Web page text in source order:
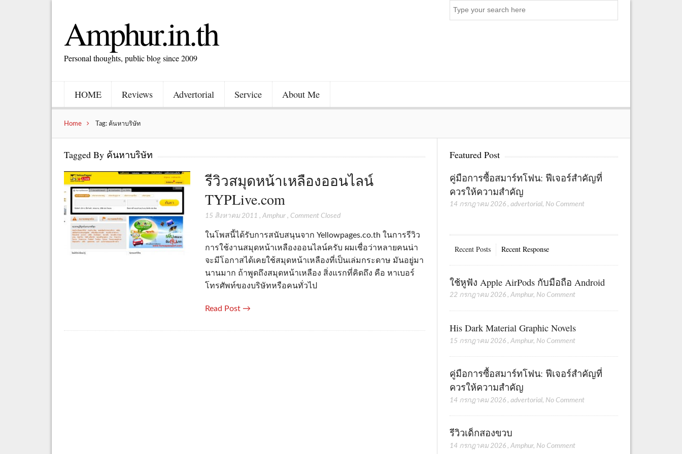
Amphur.in.th
Personal thoughts, public blog since 2009
HOME Reviews Advertorial Service About Me
Home Tag: ค้นหาบริษัท
Tagged By ค้นหาบริษัท
รีวิวสมุดหน้าเหลืองออนไลน์
TYPLive.com
15 สิงหาคม 2011 , Amphur, Comment Closed
ในโพสนี้ได้รับการสนับสนุนจาก Yellowpages.co.th ในการรีวิว
การใช้งานสมุดหน้าเหลืองออนไลน์ครับ ผมเชื่อว่าหลายคนน่า
จะมีโอกาสได้เคยใช้สมุดหน้าเหลืองที่เป็นเล่มกระดาษ มันอยู่มา
นานมาก ถ้าพูดถึงสมุดหน้าเหลือง สิ่งแรกที่คิดถึง คือ หาเบอร์
โทรศัพท์ของบริษัทหรือคนทั่วไป
Read Post →
Featured Post
คู่มือการซื้อสมาร์ทโฟน: ฟีเจอร์สำคัญที่
ควรให้ความสำคัญ
14 กรกฎาคม 2026 ,advertorial, No Comment
Recent Posts Recent Response
ใช้หูฟัง Apple AirPods กับมือถือ Android
22 กรกฎาคม 2026 ,Amphur, No Comment
His Dark Material Graphic Novels
15 กรกฎาคม 2026 ,Amphur, No Comment
คู่มือการซื้อสมาร์ทโฟน: ฟีเจอร์สำคัญที่
ควรให้ความสำคัญ
14 กรกฎาคม 2026 ,advertorial, No Comment
รีวิวเด็กสองขวบ
14 กรกฎาคม 2026 ,Amphur, No Comment